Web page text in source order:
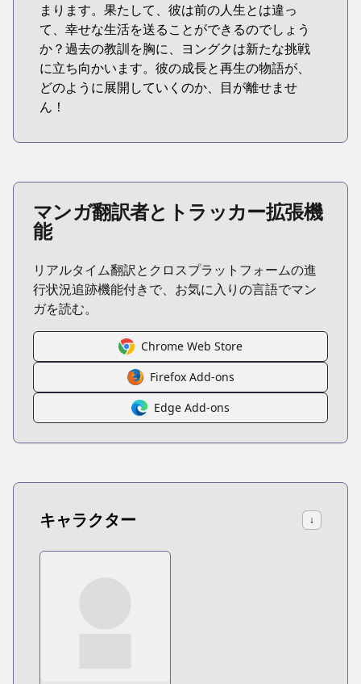
まります。果たして、彼は前の人生とは違っ
て、幸せな生活を送ることができるのでしょう
か？過去の教訓を胸に、ヨングクは新たな挑戦
に立ち向かいます。彼の成長と再生の物語が、
どのように展開していくのか、目が離せませ
ん！
マンガ翻訳者とトラッカー拡張機
能
リアルタイム翻訳とクロスプラットフォームの進
行状況追跡機能付きで、お気に入りの言語でマン
ガを読む。
Chrome Web Store
Firefox Add-ons
Edge Add-ons
キャラクター ↓